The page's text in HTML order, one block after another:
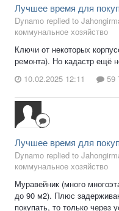
Лучшее время для
Dynamo replied to
коммунальное хозяйство
Ключи от некоторых
ремонта). Но кадастр ещё
10.02.2025 12:11
59
Лучшее время для
Dynamo replied to
коммунальное хозяйство
Муравейник (много
до 90 м2). Плюс
покупать, то только через